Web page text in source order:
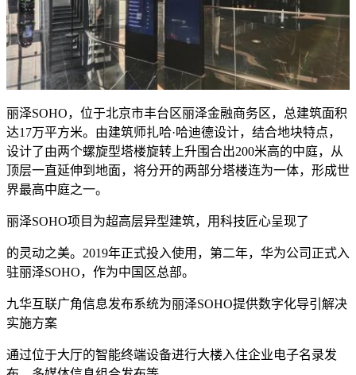
丽泽SOHO，位于北京市丰台区丽泽金融商务区，总建筑面积
达17万平方米。由建筑师扎哈·哈迪德设计，结合地块特点，
设计了由两个螺旋型塔楼旋转上升围合出200米高的中庭，从
顶层一直延伸到地面，将分开的两部分塔楼连为一体，形成世
界最高中庭之一。
丽泽SOHO项目为超高层异型建筑，用科技匠心呈现了
的灵动之美。2019年正式投入使用，第二年，华为公司正式入
驻丽泽SOHO，作为中国区总部。
九华互联广角信息发布系统为丽泽SOHO提供数字化导引解决
实施方案
通过位于大厅的智能终端设备进行大楼入住企业电子名录发